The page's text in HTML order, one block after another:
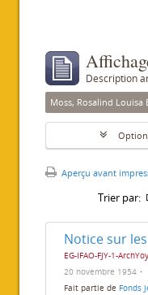
Description
Moss, Rosalind Louisa
Aperçu avant
Trier par:
Notice sur
EG-IFAO-FJY-1-
20 novembre 1954
Fait partie de Fonds